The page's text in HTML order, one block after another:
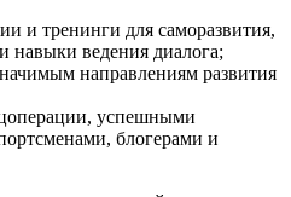
и тренинги для саморазвития,
навыки ведения диалога;
направлениям развития
успешными
блогерами и